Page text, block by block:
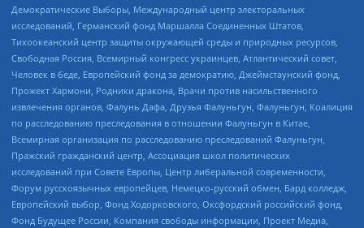
Демократические Выборы, Международный центр электоральных
исследований, Германский фонд Маршалла Соединенных Штатов,
Тихоокеанский центр защиты окружающей среды и природных ресурсов,
Свободная Россия, Всемирный конгресс украинцев, Атлантический совет,
Человек в беде, Европейский фонд за демократию, Джеймстаунский фонд,
Прожект Хармони, Родники дракона, Врачи против насильственного
извлечения органов, Фалунь Дафа, Друзья Фалуньгун, Фалуньгун, Коалиция
по расследованию преследования в отношении Фалуньгун в Китае,
Всемирная организация по расследованию преследований Фалуньгун,
Пражский гражданский центр, Ассоциация школ политических
исследований при Совете Европы, Центр либеральной современности,
Форум русскоязычных европейцев, Немецко-русский обмен, Бард колледж,
Европейский выбор, Фонд Ходорковского, Оксфордский российский фонд,
Фонд Будущее России, Компания свободы информации, Проект Медиа,